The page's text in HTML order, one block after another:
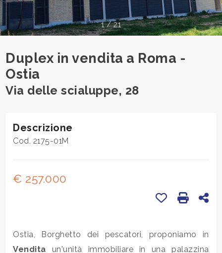
1 / 21
Duplex in vendita a Roma -
Ostia
Via delle scialuppe, 28
Descrizione
Cod. 2175-01M
€ 257.000
Stampa:
Preferiti: Cod.
Ostia, Borghetto dei pescatori, proponiamo in
Vendita un'unità immobiliare in una palazzina
Provincia
Comune
Tipologia
Commerciali